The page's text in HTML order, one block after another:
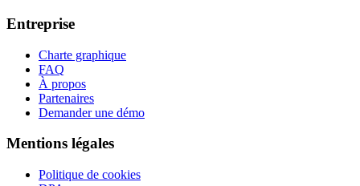
Entreprise
Charte graphique
FAQ
À propos
Partenaires
Demander une démo
Mentions légales
Politique de cookies